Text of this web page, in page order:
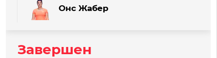
Онс Жабер
Завершен